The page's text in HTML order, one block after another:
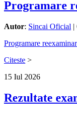
Programare
Autor: Sincai Oficial |
Programare
Citeste >
15 Iul 2026
Rezultate